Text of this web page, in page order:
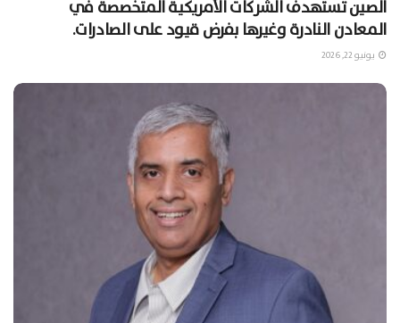
الصين تستهدف الشركات الأمريكية المتخصصة في
المعادن النادرة وغيرها بفرض قيود على الصادرات.
يونيو 22, 2026